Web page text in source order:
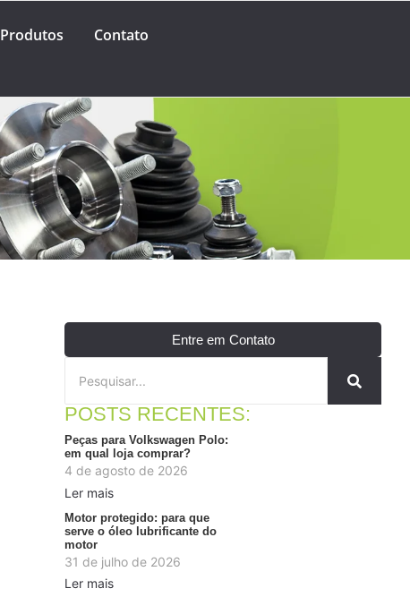
Produtos Contato
Entre em Contato
POSTS RECENTES:
Peças para Volkswagen Polo:
em qual loja comprar?
4 de agosto de 2026
Ler mais
Motor protegido: para que
serve o óleo lubrificante do
motor
31 de julho de 2026
Ler mais